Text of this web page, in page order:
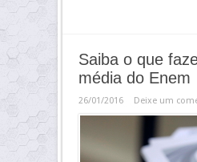
Saiba o que
média do Enem
26/01/2016 Deixe um